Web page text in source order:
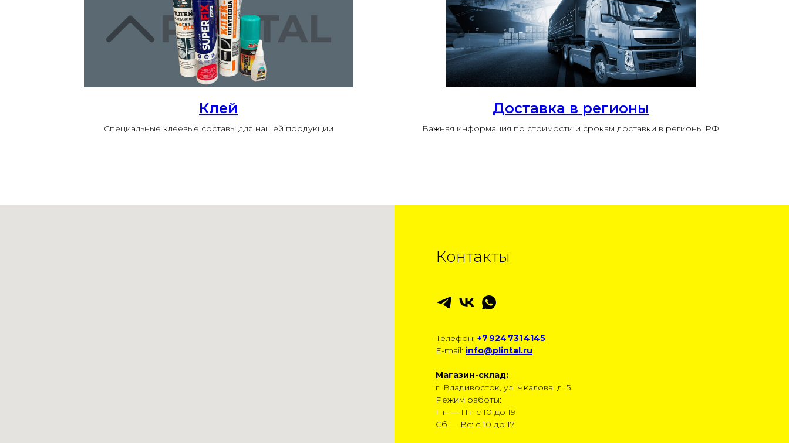
Клей
Специальные клеевые составы для нашей продукции
Доставка в регионы
Важная информация по стоимости и срокам доставки в регионы РФ
Контакты
Телефон: +7 924 731 4145
E-mail: info@plintal.ru
Магазин-склад:
г. Владивосток, ул. Чкалова, д. 5.
Режим работы:
Пн — Пт: с 10 до 19
Сб — Вс: с 10 до 17